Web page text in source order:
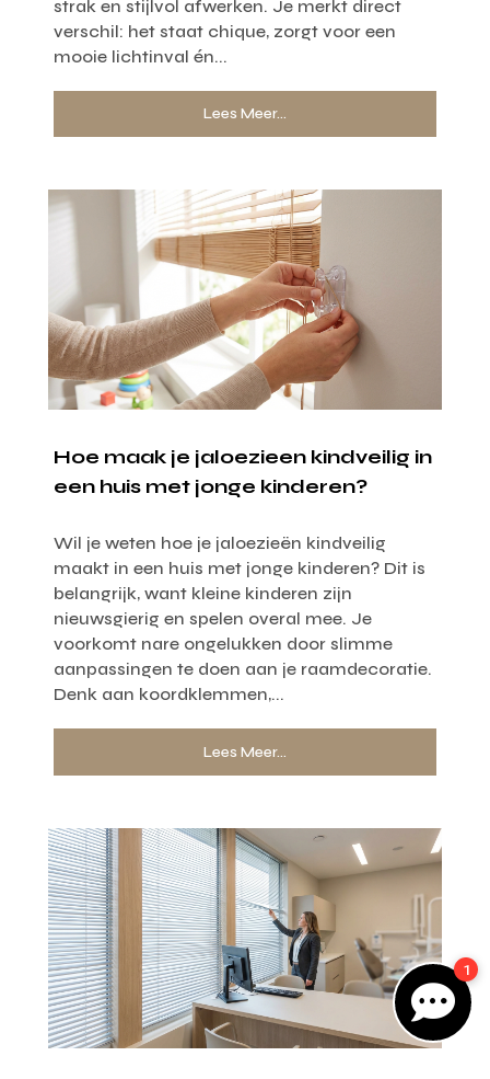
strak en stijlvol afwerken. Je merkt direct
verschil: het staat chique, zorgt voor een
mooie lichtinval én...
Lees Meer...
Hoe maak je jaloezieen kindveilig in
een huis met jonge kinderen?
Wil je weten hoe je jaloezieën kindveilig
maakt in een huis met jonge kinderen? Dit is
belangrijk, want kleine kinderen zijn
nieuwsgierig en spelen overal mee. Je
voorkomt nare ongelukken door slimme
aanpassingen te doen aan je raamdecoratie.
Denk aan koordklemmen,...
Lees Meer...
Gratis offerte
op maat?
10 jaar garantie op de montage
Gratis inmeting (voorwaarden)
Volledig ontzorgd
Wij werken landelijk
100+ stoffen
Gratis offerte
Direct bellen

1